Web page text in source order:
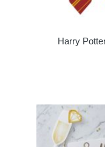
Harry